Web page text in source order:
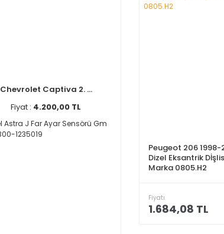
Chevrolet Captiva 2. ...
Fiyat : 4.200,00 TL
Peugeot 206 1998-
Dizel Eksantrik
Marka 0805.H2
Fiyatı
1.684,08 TL